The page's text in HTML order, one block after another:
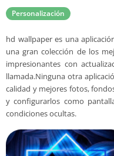
Personalización
hd wallpaper es una
una gran colección de los
impresionantes con
llamada.Ninguna otra
calidad y mejores fotos,
y configurarlos como
condiciones ocultas.